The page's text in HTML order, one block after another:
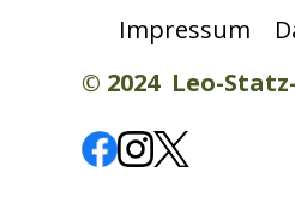
Impressum
© 2024 Leo-